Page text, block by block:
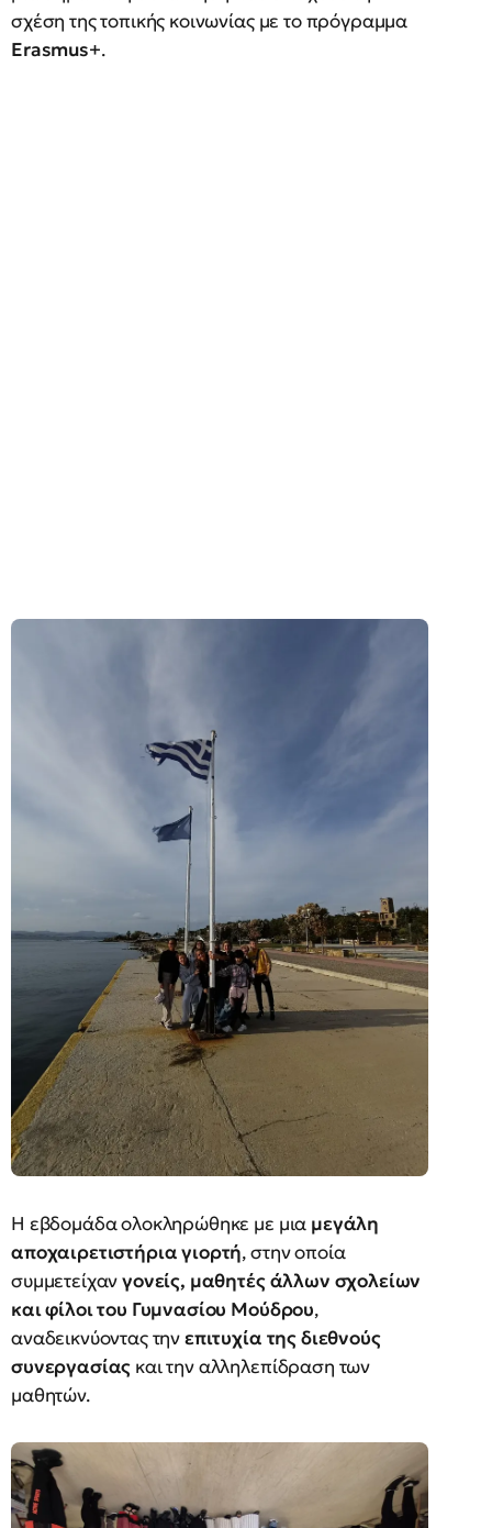
σχέση της τοπικής κοινωνίας με το πρόγραμμα
Erasmus+.
Η εβδομάδα ολοκληρώθηκε με μια μεγάλη
αποχαιρετιστήρια γιορτή, στην οποία
συμμετείχανγονείς, μαθητές άλλων σχολείων
και φίλοι του Γυμνασίου Μούδρου,
αναδεικνύοντας τηνεπιτυχία της διεθνούς
συνεργασίας και την αλληλεπίδραση των
μαθητών.